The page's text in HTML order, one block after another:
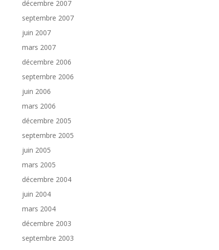
décembre 2007
septembre 2007
juin 2007
mars 2007
décembre 2006
septembre 2006
juin 2006
mars 2006
décembre 2005
septembre 2005
juin 2005
mars 2005
décembre 2004
juin 2004
mars 2004
décembre 2003
septembre 2003